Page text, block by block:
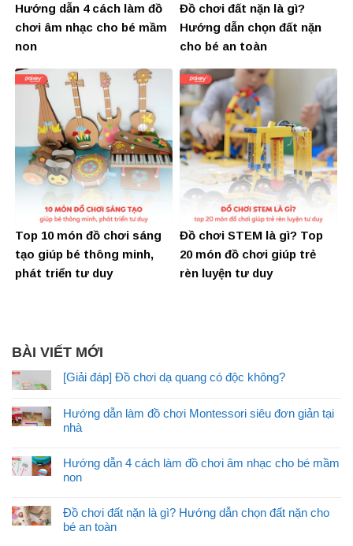
Hướng dẫn 4 cách làm đồ
chơi âm nhạc cho bé mầm
non
Đồ chơi đất nặn là gì?
Hướng dẫn chọn đất nặn
cho bé an toàn
Top 10 món đồ chơi sáng
tạo giúp bé thông minh,
phát triển tư duy
Đồ chơi STEM là gì? Top
20 món đồ chơi giúp trẻ
rèn luyện tư duy
BÀI VIẾT MỚI
[Giải đáp] Đồ chơi dạ quang có độc không?
Hướng dẫn làm đồ chơi Montessori siêu đơn giản tại
nhà
Hướng dẫn 4 cách làm đồ chơi âm nhạc cho bé mầm
non
Đồ chơi đất nặn là gì? Hướng dẫn chọn đất nặn cho
bé an toàn